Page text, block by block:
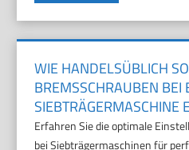
WIE HANDELSÜBLICH
BREMSSCHRAUBEN BEI
SIEBTRÄGERMASCHINE
Erfahren Sie die optimale
bei Siebträgermaschinen für